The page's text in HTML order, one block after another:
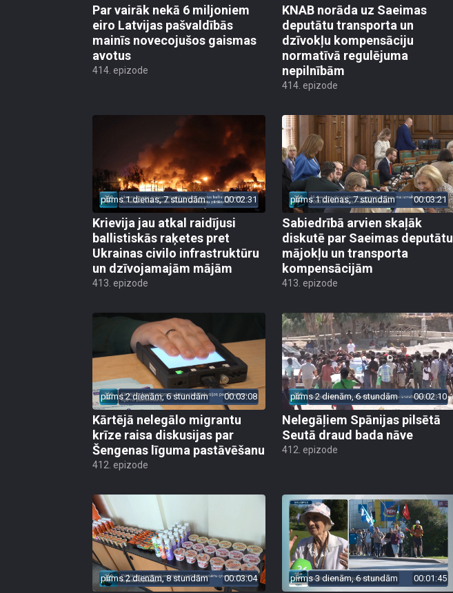
Par vairāk nekā 6 miljoniem
eiro Latvijas pašvaldībās
mainīs novecojušos gaismas
avotus
414. epizode
KNAB norāda uz Saeimas
deputātu transporta un
dzīvokļu kompensāciju
normatīvā regulējuma
nepilnībām
414. epizode
pirms 1 dienas, 7 stundām 00:02:31
Krievija jau atkal raidījusi
ballistiskās raķetes pret
Ukrainas civilo infrastruktūru
un dzīvojamajām mājām
413. epizode
pirms 1 dienas, 7 stundām 00:03:21
Sabiedrībā arvien skaļāk
diskutē par Saeimas deputātu
mājokļu un transporta
kompensācijām
413. epizode
pirms 2 dienām, 6 stundām 00:03:08
Kārtējā nelegālo migrantu
krīze raisa diskusijas par
Šengenas līguma pastāvēšanu
412. epizode
pirms 2 dienām, 6 stundām 00:02:10
Nelegāļiem Spānijas pilsētā
Seutā draud bada nāve
412. epizode
pirms 2 dienām, 8 stundām 00:03:04 pirms 3 dienām, 6 stundām 00:01:45